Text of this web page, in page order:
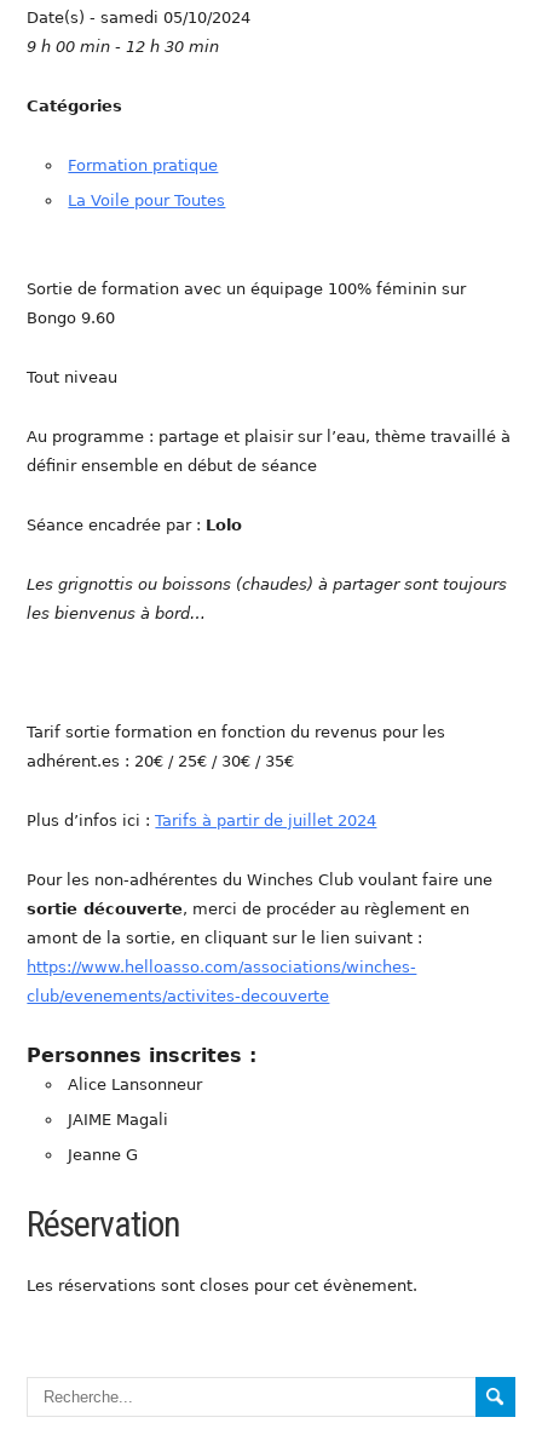
Date(s) - samedi 05/10/2024
9 h 00 min - 12 h 30 min
Catégories
Formation pratique
La Voile pour Toutes
Sortie de formation avec un équipage 100% féminin sur
Bongo 9.60
Tout niveau
Au programme : partage et plaisir sur l’eau, thème travaillé à
définir ensemble en début de séance
Séance encadrée par : Lolo
Les grignottis ou boissons (chaudes) à partager sont toujours
les bienvenus à bord…
Tarif sortie formation en fonction du revenus pour les
adhérent.es : 20€ / 25€ / 30€ / 35€
Plus d’infos ici :Tarifs à partir de juillet 2024
Pour les non-adhérentes du Winches Club voulant faire une
sortie découverte, merci de procéder au règlement en
amont de la sortie, en cliquant sur le lien suivant :
https://www.helloasso.com/associations/winches-
club/evenements/activites-decouverte
Personnes inscrites :
Alice Lansonneur
JAIME Magali
Jeanne G
Réservation
Les réservations sont closes pour cet évènement.